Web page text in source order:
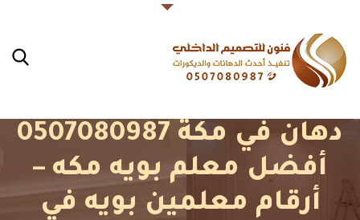
دهان في مكة 0507080987
أفضل معلم بويه مكه –
أرقام معلمين بويه في